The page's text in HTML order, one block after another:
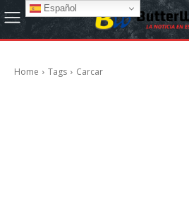
Home Tags Carcar
Español